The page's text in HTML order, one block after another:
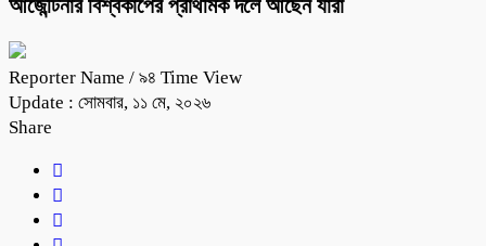
আর্জেন্টিনার বিশ্বকাপের প্রাথমিক দলে আছেন যারা
Reporter Name / ৯৪ Time View
Update : সোমবার, ১১ মে, ২০২৬
Share